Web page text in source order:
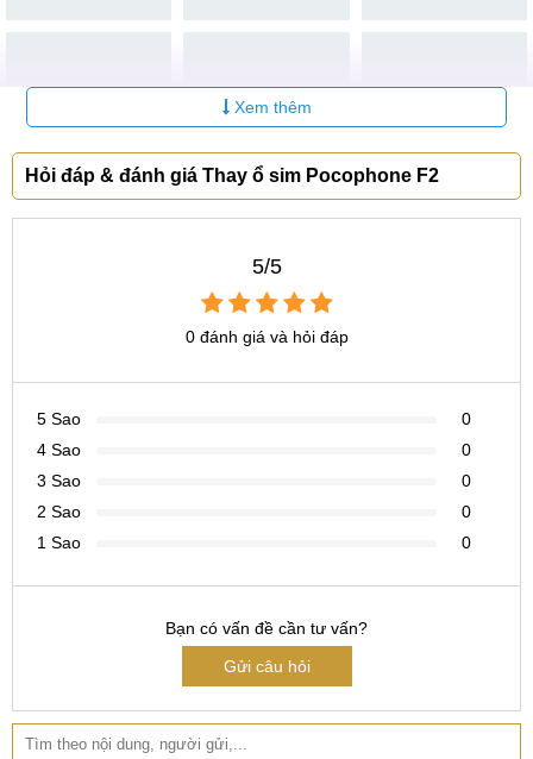
Xem thêm
Hỏi đáp & đánh giá Thay ổ sim Pocophone F2
5/5
0 đánh giá và hỏi đáp
5 Sao
0
4 Sao
0
3 Sao
0
2 Sao
0
1 Sao
0
Bạn có vấn đề cần tư vấn?
Gửi câu hỏi